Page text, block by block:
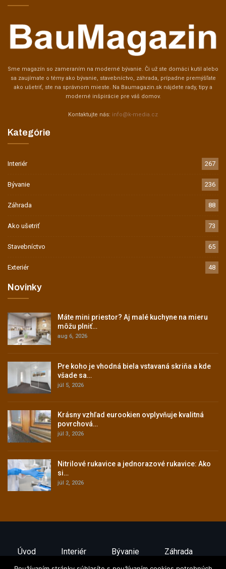
Sme magazín so zameraním na moderné bývanie. Či už ste domáci kutil alebo
sa zaujímate o témy ako bývanie, stavebníctvo, záhrada, prípadne premýšľate
ako ušetriť, ste na správnom mieste. Na Baumagazin.sk nájdete rady, tipy a
moderné inšpirácie pre váš domov.
Kontaktujte nás: info@k-media.cz
Kategórie
Interiér 267
Bývanie 236
Záhrada 88
Ako ušetriť 73
Stavebníctvo 65
Exteriér 48
Novinky
Máte mini priestor? Aj malé kuchyne na mieru
môžu plniť…
aug 6, 2026
Pre koho je vhodná biela vstavaná skriňa a kde
všade sa…
júl 5, 2026
Krásny vzhľad eurookien ovplyvňuje kvalitná
povrchová…
júl 3, 2026
Nitrilové rukavice a jednorazové rukavice: Ako
si…
júl 2, 2026
Úvod Interiér Bývanie
Záhrada
Ako Ušetriť
Stavebníctvo Exteriér